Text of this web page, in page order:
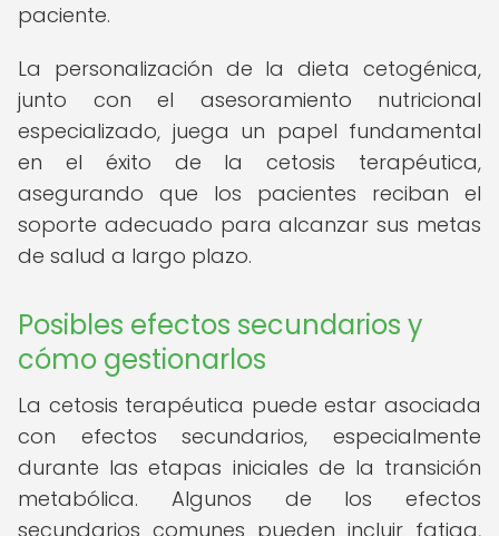
paciente.
La personalización de la dieta cetogénica,
junto con el asesoramiento nutricional
especializado, juega un papel fundamental
en el éxito de la cetosis terapéutica,
asegurando que los pacientes reciban el
soporte adecuado para alcanzar sus metas
de salud a largo plazo.
Posibles efectos secundarios y
cómo gestionarlos
La cetosis terapéutica puede estar asociada
con efectos secundarios, especialmente
durante las etapas iniciales de la transición
metabólica. Algunos de los efectos
secundarios comunes pueden incluir fatiga,